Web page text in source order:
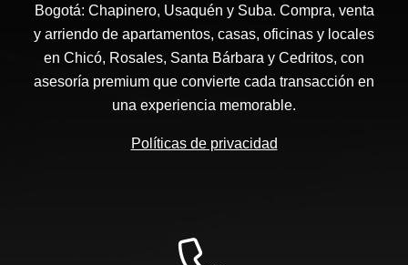
Bogotá: Chapinero, Usaquén y Suba. Compra, venta
y arriendo de apartamentos, casas, oficinas y locales
en Chicó, Rosales, Santa Bárbara y Cedritos, con
asesoría premium que convierte cada transacción en
una experiencia memorable.
Políticas de privacidad